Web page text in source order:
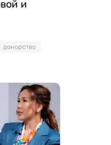
и
донорство